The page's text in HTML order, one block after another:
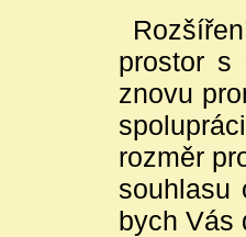
prostor s
znovu
rozměr
souhlasu
bych Vás